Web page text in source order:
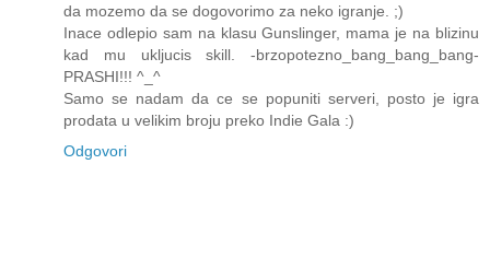
da mozemo da se dogovorimo za neko igranje. ;)
Inace odlepio sam na klasu Gunslinger, mama je na blizinu
kad mu ukljucis skill. -brzopotezno_bang_bang_bang-
PRASHI!!! ^_^
Samo se nadam da ce se popuniti serveri, posto je igra
prodata u velikim broju preko Indie Gala :)
Odgovori